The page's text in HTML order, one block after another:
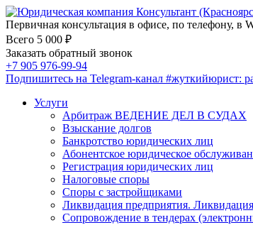
Первичная консультация в офисе, по телефону, в
Всего 5 000 ₽
Заказать обратный звонок
+7 905 976-99-94
Подпишитесь на Telegram-канал #жуткийюрист:
Услуги
Арбитраж ВЕДЕНИЕ ДЕЛ В СУДАХ
Взыскание долгов
Банкротство юридических лиц
Абонентское юридическое
Регистрация юридических лиц
Налоговые споры
Споры с застройщиками
Ликвидация предприятия.
Сопровождение в тендерах